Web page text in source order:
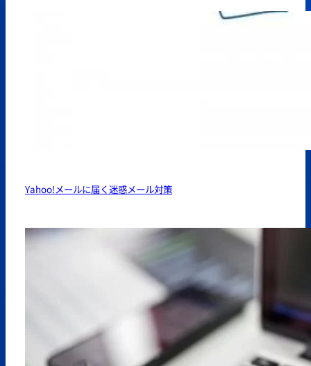
Yahoo!メールに届く迷惑メール対策